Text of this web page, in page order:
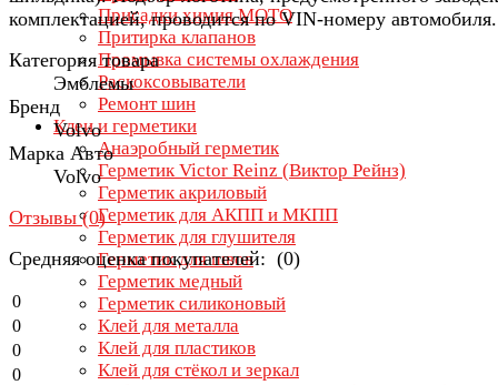
Присадки химия МОТО
Притирка клапанов
Промывка системы охлаждения
Раскоксовыватели
Ремонт шин
Клеи и герметики
Анаэробный герметик
Герметик Victor Reinz (Виктор Рейнз)
Герметик акриловый
Герметик для АКПП и МКПП
Герметик для глушителя
Герметик для швов
Герметик медный
Герметик силиконовый
Клей для металла
Клей для пластиков
Клей для стёкол и зеркал
комплектацией, проводится по VIN-номеру автомобиля.
Категория товара
Эмблемы
Бренд
Volvo
Марка Авто
Volvo
Отзывы (0)
Средняя оценка покупателей: (0)
0
0
0
0